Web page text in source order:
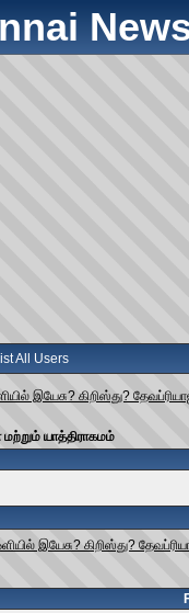
All Users
இயேசு? கிறிஸ்து?
யாத்திராகமம்
இயேசு? கிறிஸ்து?